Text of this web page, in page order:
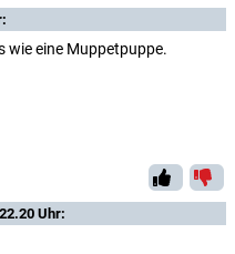
wie eine Muppetpuppe.
Uhr: